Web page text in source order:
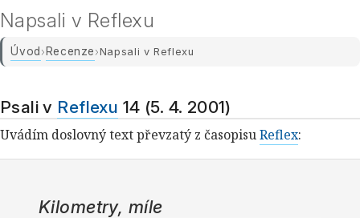
Napsali v Reflexu
Úvod›Recenze›Napsali v Reflexu
Psali v Reflexu 14 (5. 4. 2001)
Uvádím doslovný text převzatý z časopisuReflex:
Kilometry, míle